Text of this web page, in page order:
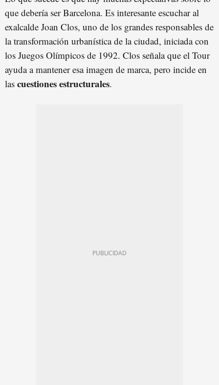
que debería ser Barcelona. Es interesante escuchar al
exalcalde Joan Clos, uno de los grandes responsables de
la transformación urbanística de la ciudad, iniciada con
los Juegos Olímpicos de 1992. Clos señala que el Tour
ayuda a mantener esa imagen de marca, pero incide en
las cuestiones estructurales.